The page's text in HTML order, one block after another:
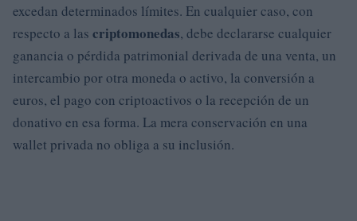
excedan determinados límites. En cualquier caso, con
respecto a las criptomonedas, debe declararse cualquier
ganancia o pérdida patrimonial derivada de una venta, un
intercambio por otra moneda o activo, la conversión a
euros, el pago con criptoactivos o la recepción de un
donativo en esa forma. La mera conservación en una
wallet privada no obliga a su inclusión.